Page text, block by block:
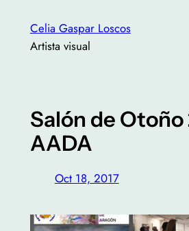
contenido
Celia Gaspar Loscos
Artista visual
Salón de Otoño
AADA
Oct 18, 2017